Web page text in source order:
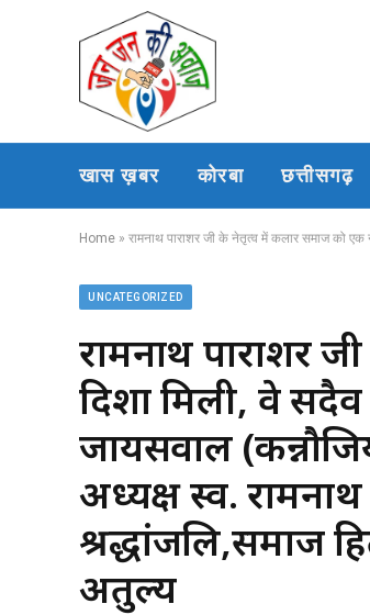
खास ख़बर कोरबा छत्तीसगढ़
Home » रामनाथ पाराशर जी के नेतृत्व में कलार समाज को एक नई
UNCATEGORIZED
रामनाथ पाराशर
दिशा मिली, वे
जायसवाल
अध्यक्ष स्व.
श्रद्धांजलि,समाज
अतुल्य